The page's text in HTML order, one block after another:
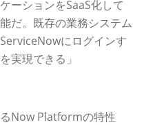
ーションをSaaS化して
だ。既存の業務システム
にログインす
実現できる」
Now Platformの特性